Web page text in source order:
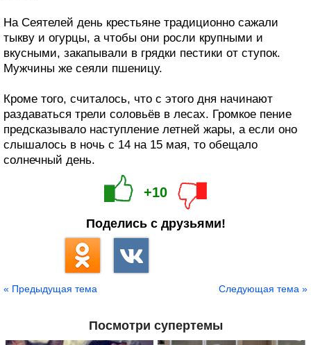
На Сеятелей день крестьяне традиционно сажали
тыкву и огурцы, а чтобы они росли крупными и
вкусными, закапывали в грядки пестики от ступок.
Мужчины же сеяли пшеницу.
Кроме того, считалось, что с этого дня начинают
раздаваться трели соловьёв в лесах. Громкое пение
предсказывало наступление летней жары, а если оно
слышалось в ночь с 14 на 15 мая, то обещало
солнечный день.
+10
Поделись с друзьями!
« Предыдущая тема Следующая тема »
Посмотри супертемы